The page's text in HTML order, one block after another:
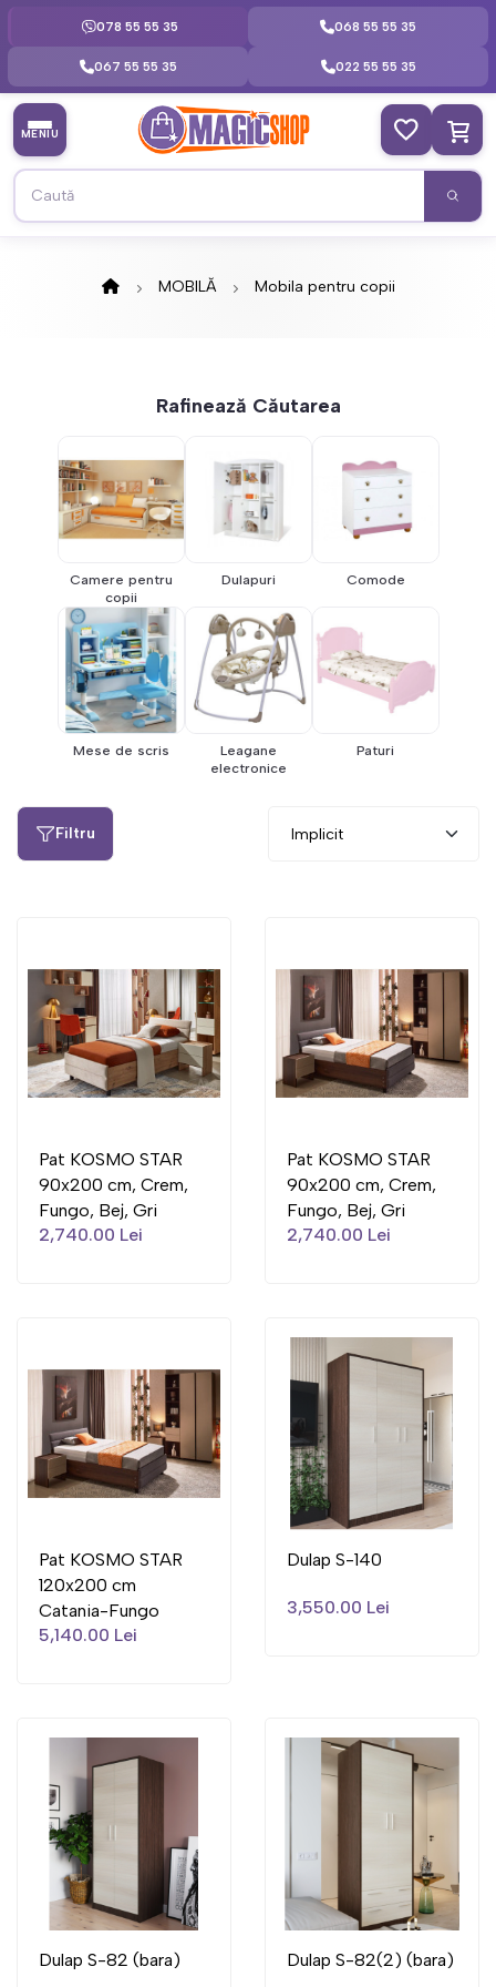
078 55 55 35 068 55 55 35
067 55 55 35 022 55 55 35
MENIU
MOBILĂ Mobila pentru copii
Rafinează Căutarea
Camere pentru
copii
Dulapuri Comode
Mese de scris
Leagane
electronice
Paturi
Filtru
Pat KOSMO STAR
90x200 cm, Crem,
Fungo, Bej, Gri
2,740.00 Lei
Pat KOSMO STAR
90x200 cm, Crem,
Fungo, Bej, Gri
2,740.00 Lei
Pat KOSMO STAR
120x200 cm
Catania-Fungo
5,140.00 Lei
Dulap S-140
3,550.00 Lei
Dulap S-82 (bara) Dulap S-82(2) (bara)